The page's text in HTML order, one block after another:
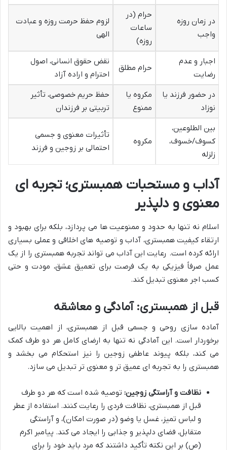
در زمان روزه
واجب
حرام (در
ساعات
روزه)
لزوم حفظ حرمت روزه و عبادت
الهی
اجبار و عدم
رضایت
حرام مطلق
نقض حقوق انسانی، اصول
احترام و اراده آزاد
در حضور فرزند یا
نوزاد
مکروه یا
ممنوع
حفظ حریم خصوصی، تأثیر
تربیتی بر فرزندان
بین الطلوعین،
کسوف/خسوف،
زلزله
مکروه
تأثیرات معنوی و جسمی
احتمالی بر زوجین و فرزند
آداب و مستحبات همبستری؛ تجربه ای
معنوی و دلپذیر
اسلام نه تنها به حدود و ممنوعیت ها می پردازد، بلکه برای بهبود و
ارتقاء کیفیت همبستری، آداب و توصیه های اخلاقی و عملی بسیاری
ارائه کرده است. رعایت این آداب می تواند تجربه همبستری را از یک
عمل صرفاً فیزیکی به یک فرصت برای تعمیق عشق، مودت و حتی
کسب اجر معنوی تبدیل کند.
قبل از همبستری: آمادگی و معاشقه
آماده سازی روحی و جسمی قبل از همبستری، از اهمیت بالایی
برخوردار است. این آمادگی نه تنها به ارضای کامل هر دو طرف کمک
می کند، بلکه پیوند عاطفی زوجین را نیز استحکام می بخشد و
همبستری را به تجربه ای عمیق تر و معنوی تر تبدیل می سازد.
نظافت و آراستگی زوجین: توصیه شده است که هر دو طرف
قبل از همبستری، نظافت فردی را رعایت کنند. استفاده از عطر
و لباس تمیز، غسل یا وضو (در صورت امکان)، و آراستگی
متقابل، فضای دلپذیر و جذابی را ایجاد می کند. پیامبر اکرم
(ص) بر این نکته تأکید داشتند که مرد باید خود را برای